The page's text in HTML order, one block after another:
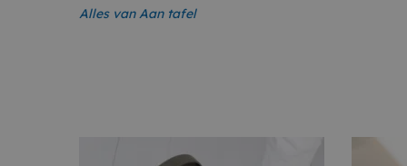
Alles vanAan tafel